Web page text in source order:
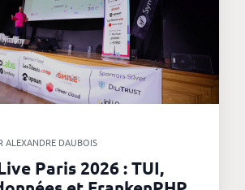
ALEXANDRE DAUBOIS
Paris 2026 : TUI,